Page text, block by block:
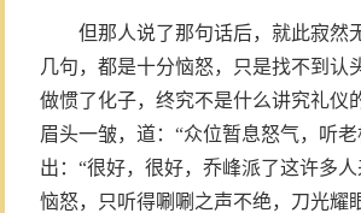
但那人说了那句话后，就此寂然
几句，都是十分恼怒，只是找不到
做惯了化子，终究不是什么讲究礼仪
眉头一皱，道：“众位暂息怒气，听
出：“很好，很好，乔峰派了这许多
恼怒，只听得唰唰之声不绝，刀光耀